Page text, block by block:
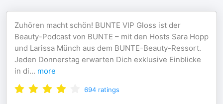
Zuhören macht schön! BUNTE VIP Gloss ist der
Beauty-Podcast von BUNTE – mit den Hosts Sara Hopp
und Larissa Münch aus dem BUNTE-Beauty-Ressort.
Jeden Donnerstag erwarten Dich exklusive Einblicke
in di... more
694 ratings